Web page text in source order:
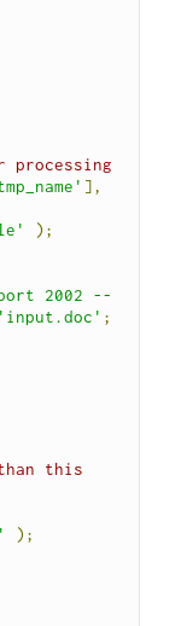
],
);
2002 --
'input.doc' ;
this
);